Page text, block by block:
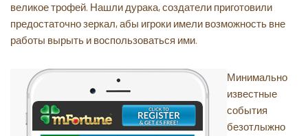
великое трофей. Нашли дурака, создатели приготовили
предостаточно зеркал, абы игроки имели возможность вне
работы вырыть и воспользоваться ими.
Минимально
известные
события
безотлыжно